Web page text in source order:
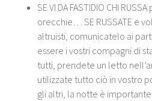
SE VI DA FASTIDIO CHI
orecchie… SE RUSSATE e
altruisti, comunicatelo ai
essere i vostri compagni di
tutti, prendete un letto
utilizzate tutto ciò in vostro
gli altri, la notte è